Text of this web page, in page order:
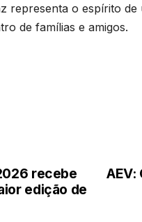
representa o espírito
de famílias e amigos.
AEV:
recebe
edição de